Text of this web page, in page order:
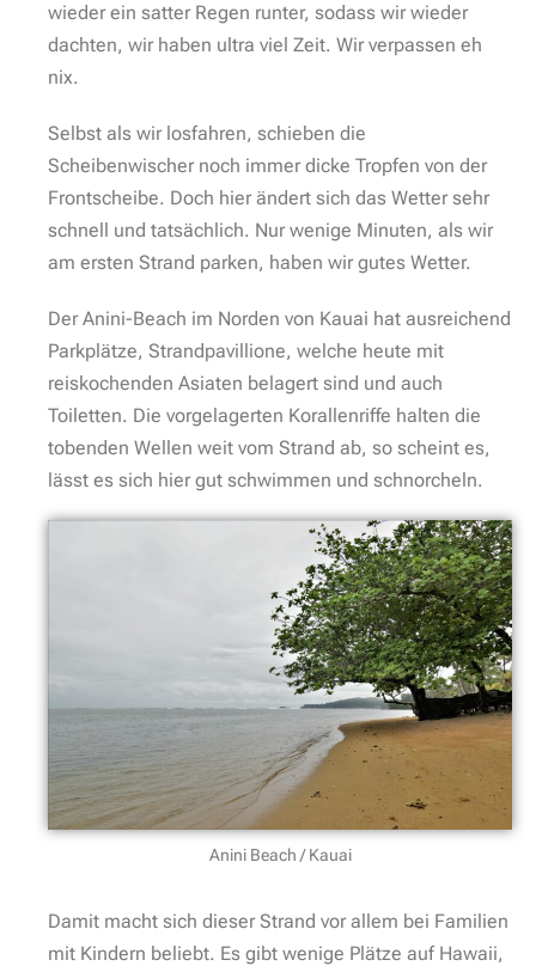
wieder ein satter Regen runter, sodass wir wieder
dachten, wir haben ultra viel Zeit. Wir verpassen eh
nix.
Selbst als wir losfahren, schieben die
Scheibenwischer noch immer dicke Tropfen von der
Frontscheibe. Doch hier ändert sich das Wetter sehr
schnell und tatsächlich. Nur wenige Minuten, als wir
am ersten Strand parken, haben wir gutes Wetter.
Der Anini-Beach im Norden von Kauai hat ausreichend
Parkplätze, Strandpavillione, welche heute mit
reiskochenden Asiaten belagert sind und auch
Toiletten. Die vorgelagerten Korallenriffe halten die
tobenden Wellen weit vom Strand ab, so scheint es,
lässt es sich hier gut schwimmen und schnorcheln.
Anini Beach / Kauai
Damit macht sich dieser Strand vor allem bei Familien
mit Kindern beliebt. Es gibt wenige Plätze auf Hawaii,